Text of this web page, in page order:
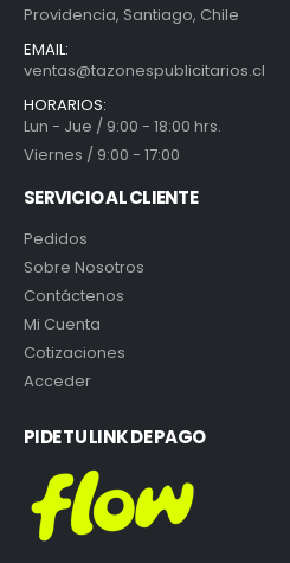
Providencia, Santiago, Chile
EMAIL:
ventas@tazonespublicitarios.cl
HORARIOS:
Lun - Jue / 9:00 - 18:00 hrs.
Viernes / 9:00 - 17:00
SERVICIO AL CLIENTE
Pedidos
Sobre Nosotros
Contáctenos
Mi Cuenta
Cotizaciones
Acceder
PIDE TU LINK DE PAGO